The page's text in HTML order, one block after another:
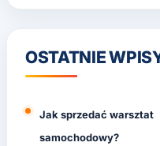
OSTATNIE
Jak sprzedać warsztat
samochodowy?